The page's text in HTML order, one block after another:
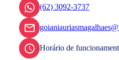
(62) 3092-3737
Horário de